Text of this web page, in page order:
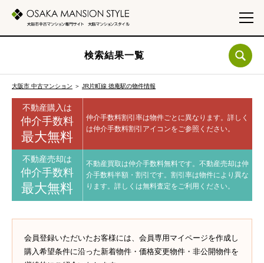
検索結果一覧
大阪市 中古マンション ＞ JR片町線 徳庵駅の物件情報
不動産購入は
仲介手数料
最大無料
仲介手数料割引率は物件ごとに異なります。 詳しく
は仲介手数料割引アイコンをご参照ください。
不動産売却は
仲介手数料
最大無料
不動産買取は仲介手数料無料です。 不動産売却は仲
介手数料半額・割引です。 割引率は物件により異な
ります。 詳しくは無料査定をご利用ください。
会員登録いただいたお客様には、会員専用マイページを作成し
購入希望条件に沿った新着物件・価格変更物件・非公開物件を